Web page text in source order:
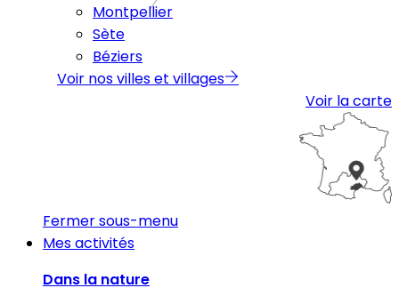
Montpellier
Sète
Béziers
Voir nos villes et villages
Voir la carte
Fermer sous-menu
Mes activités
Dans la nature